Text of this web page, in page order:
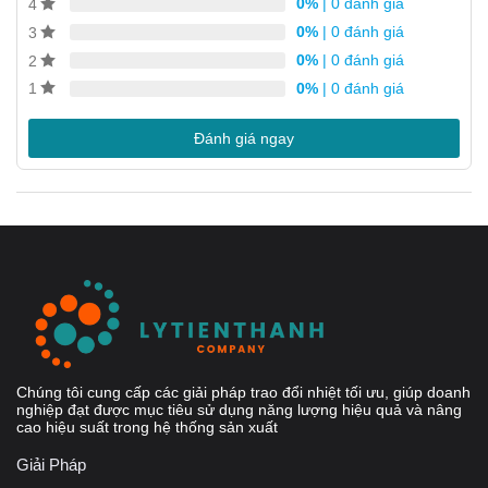
Ứng dụng của AlfaNova 52-40H
Phù hợp cho nhiều ứng dụng khác nhau, chẳng hạn như:
Làm nóng và làm mát hệ thống HVAC
Làm mát dầu
4
0% | 0 đánh giá
3
0% | 0 đánh giá
2
0% | 0 đánh giá
1
0% | 0 đánh giá
Đánh giá ngay
Chúng tôi cung cấp các giải pháp trao đổi nhiệt tối ưu, giúp doanh
nghiệp đạt được mục tiêu sử dụng năng lượng hiệu quả và nâng
cao hiệu suất trong hệ thống sản xuất
Giải Pháp